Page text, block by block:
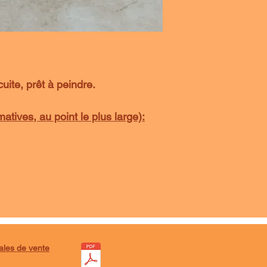
prêt à peindre.
au point le plus large):
de vente